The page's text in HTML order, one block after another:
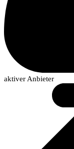
aktiver Anbieter